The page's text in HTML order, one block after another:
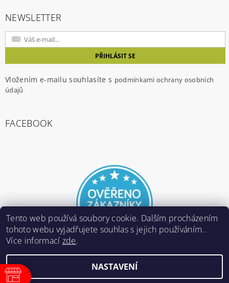
NEWSLETTER
Vložením e-mailu souhlasíte s podmínkami ochrany osobních
údajů
FACEBOOK
E-ARMY.cz, všechna práva vyhrazena
Tento web používá soubory cookie. Dalším procházením
tohoto webu vyjadřujete souhlas s jejich používáním..
Více informací zde.
NASTAVENÍ